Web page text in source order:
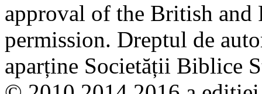
approval of the British
permission. Dreptul de
aparține Societății Biblice